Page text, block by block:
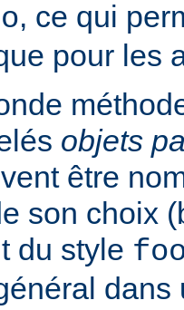
, ce qui
pour les
objets
être
son choix
du style
dans